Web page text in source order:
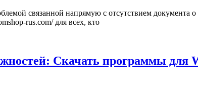
связанной напрямую с отсутствием
rus.com/ для всех, кто
Скачать программы для